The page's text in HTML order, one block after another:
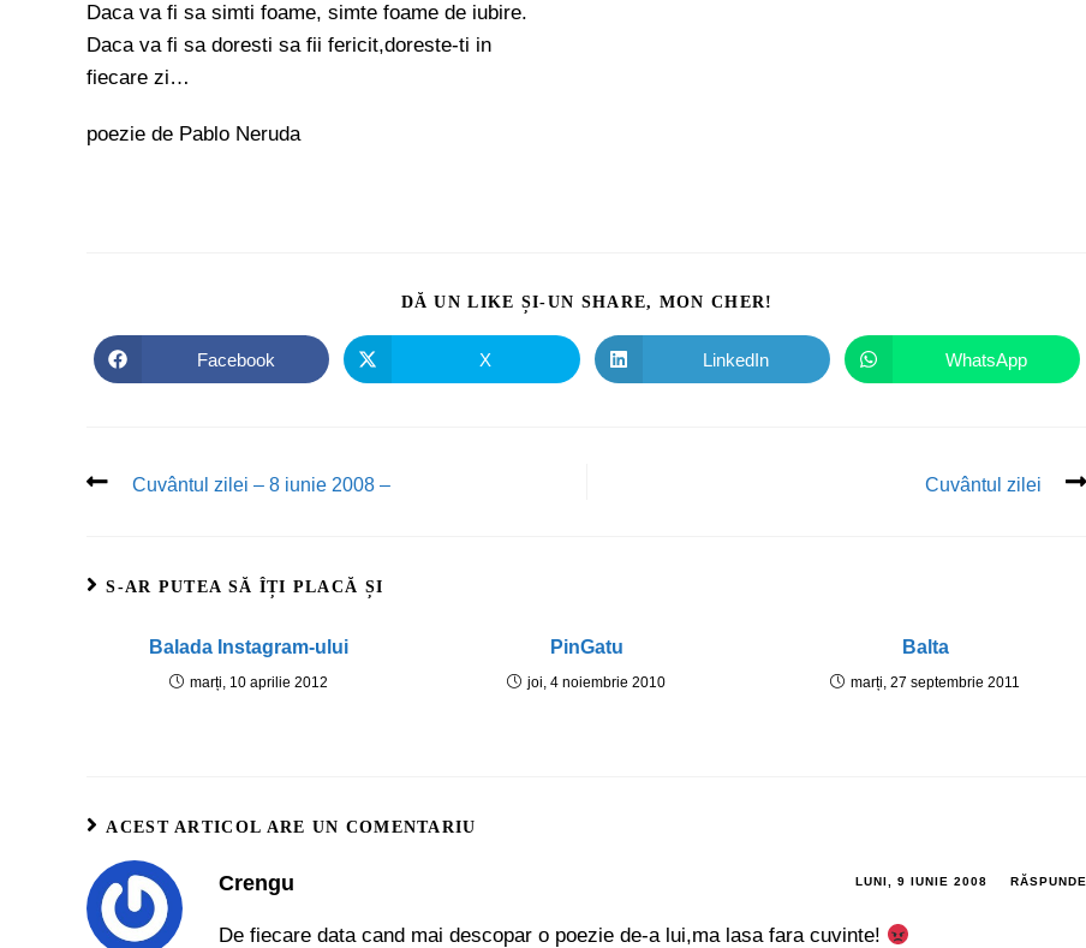
Daca va fi sa simti foame, simte foame de iubire.
Daca va fi sa doresti sa fii fericit,doreste-ti in
fiecare zi…
poezie de Pablo Neruda
DĂ UN LIKE ȘI-UN SHARE, MON CHER!
Facebook X LinkedIn WhatsApp
Cuvântul zilei – 8 iunie 2008 – Cuvântul zilei
S-AR PUTEA SĂ ÎȚI PLACĂ ȘI
Balada Instagram-ului
marți, 10 aprilie 2012
PinGatu
joi, 4 noiembrie 2010
Balta
marți, 27 septembrie 2011
ACEST ARTICOL ARE UN COMENTARIU
Crengu LUNI, 9 IUNIE 2008 RĂSPUNDE
De fiecare data cand mai descopar o poezie de-a lui,ma lasa fara cuvinte!